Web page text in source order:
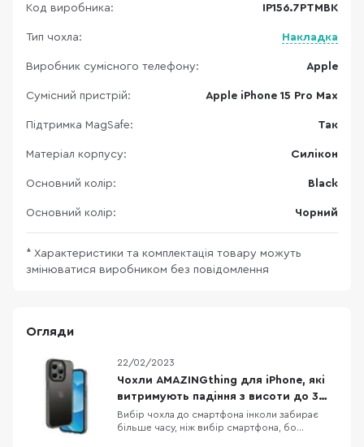
Код виробника: IP156.7PTMBK
Тип чохла: Накладка
Виробник сумісного телефону: Apple
Сумісний пристрій: Apple iPhone 15 Pro Max
Підтримка MagSafe: Так
Матеріал корпусу: Силікон
Основний колір: Black
Основний колір: Чорний
* Характеристики та комплектація товару можуть
змінюватися виробником без повідомлення
Огляди
22/02/2023
Чохли AMAZINGthing для iPhone, які
витримують падіння з висоти до 3
метрів
Вибір чохла до смартфона інколи забирає
більше часу, ніж вибір смартфона, бо